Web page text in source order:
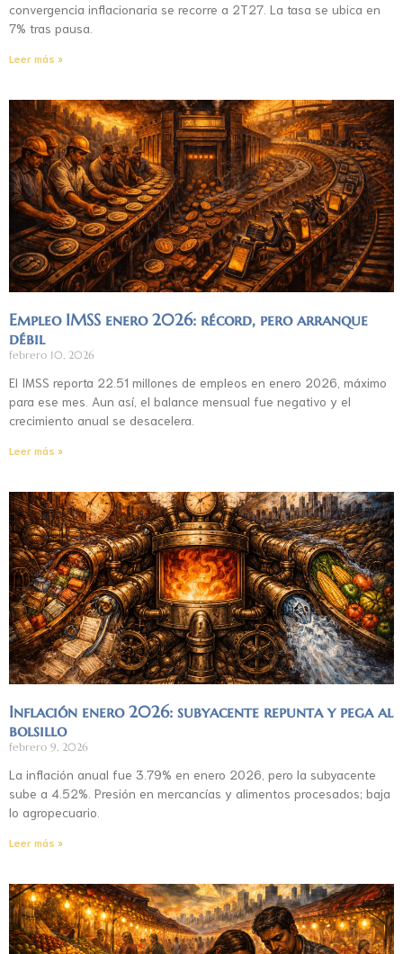
convergencia inflacionaria se recorre a 2T27. La tasa se ubica en
7% tras pausa.
Leer más »
Empleo IMSS enero 2026: récord, pero arranque
débil
febrero 10, 2026
El IMSS reporta 22.51 millones de empleos en enero 2026, máximo
para ese mes. Aun así, el balance mensual fue negativo y el
crecimiento anual se desacelera.
Leer más »
Inflación enero 2026: subyacente repunta y pega al
bolsillo
febrero 9, 2026
La inflación anual fue 3.79% en enero 2026, pero la subyacente
sube a 4.52%. Presión en mercancías y alimentos procesados; baja
lo agropecuario.
Leer más »